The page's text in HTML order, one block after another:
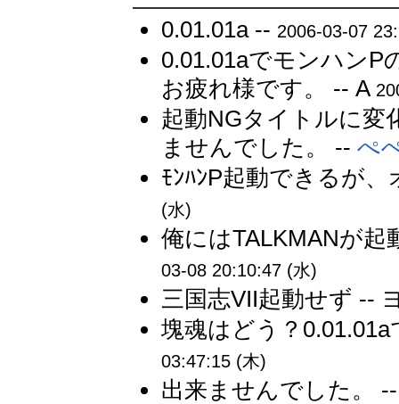
0.01.01a -- 2006-03-07
0.01.01aでモンハンP
お疲れ様です。 -- A
起動NGタイトルに変
ませんでした。 --ぺ
ﾓﾝﾊﾝP起動できるが
(水)
俺にはTALKMANが
03-08 20:10:47 (水)
三国志VII起動せず --
塊魂はどう？
03:47:15 (木)
出来ませんでした。